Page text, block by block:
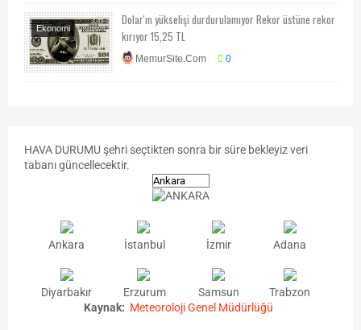
Ekonomi
Ekonomi-Piyasa-
Kampanya
Dolar'ın yükselişi durdurulamıyor Rekor üstüne rekor
kırıyor 15,25 TL
MemurSite.Com 0
HAVA DURUMU şehri seçtikten sonra bir süre bekleyiz veri
tabanı güncellecektir.
Ankara İstanbul İzmir Adana
Diyarbakır Erzurum Samsun
Trabzon
Kaynak: Meteoroloji Genel Müdürlüğü